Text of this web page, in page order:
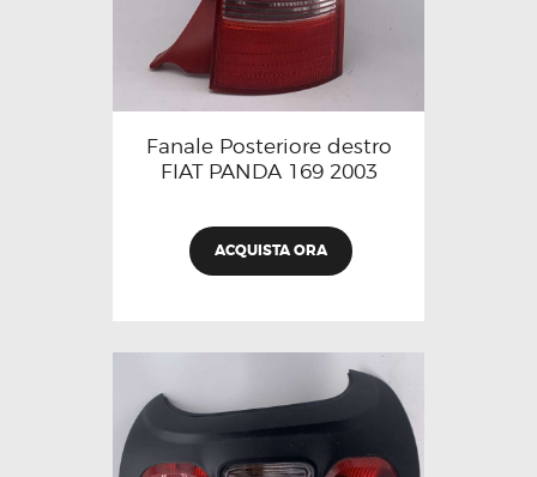
Fanale Posteriore destro
FIAT PANDA 169 2003
ACQUISTA ORA